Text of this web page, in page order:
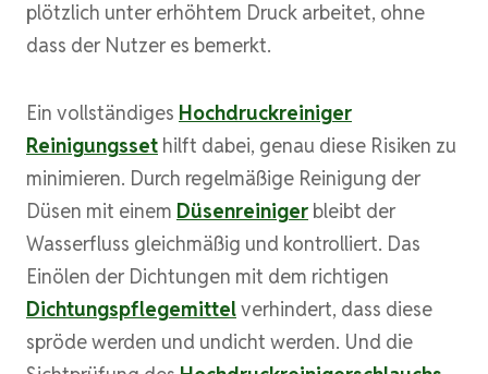
plötzlich unter erhöhtem Druck arbeitet, ohne
dass der Nutzer es bemerkt.
Ein vollständiges Hochdruckreiniger
Reinigungsset hilft dabei, genau diese Risiken zu
minimieren. Durch regelmäßige Reinigung der
Düsen mit einem Düsenreiniger bleibt der
Wasserfluss gleichmäßig und kontrolliert. Das
Einölen der Dichtungen mit dem richtigen
Dichtungspflegemittelverhindert, dass diese
spröde werden und undicht werden. Und die